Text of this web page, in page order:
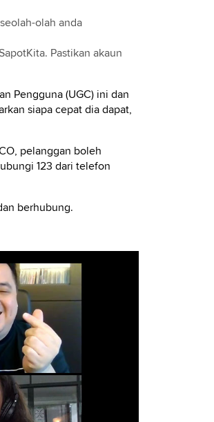
olah anda
Pastikan akaun
Pengguna (UGC) ini dan
siapa cepat dia dapat,
pelanggan boleh
123 dari telefon
berhubung.